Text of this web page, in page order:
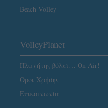
Beach Volley
VolleyPlanet
Πλανήτης βόλεϊ… On Air!
Όροι Χρήσης
Επικοινωνία